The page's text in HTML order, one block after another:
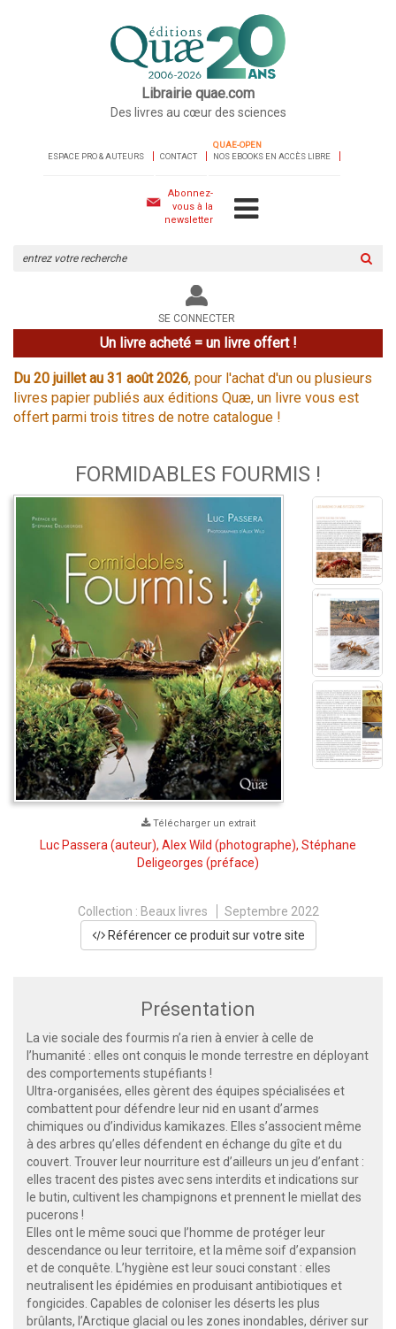
Librairie quae.com
Des livres au cœur des sciences
ESPACE PRO & AUTEURS CONTACT
QUAE-OPEN
NOS EBOOKS EN ACCÈS LIBRE
Abonnez-
vous à la
newsletter
le
site
SE CONNECTER
Un livre acheté = un livre offert !
Du 20 juillet au 31 août 2026, pour l'achat d'un ou plusieurs
livres papier publiés aux éditions Quæ, un livre vous est
offert parmi trois titres de notre catalogue !
FORMIDABLES FOURMIS !
Télécharger un extrait
Luc Passera (auteur), Alex Wild (photographe), Stéphane
Deligeorges (préface)
Collection : Beaux livres
Septembre 2022
Référencer ce produit sur votre site
Présentation
La vie sociale des fourmis n’a rien à envier à celle de
l’humanité : elles ont conquis le monde terrestre en déployant
des comportements stupéfiants !
Ultra-organisées, elles gèrent des équipes spécialisées et
combattent pour défendre leur nid en usant d’armes
chimiques ou d’individus kamikazes. Elles s’associent même
à des arbres qu’elles défendent en échange du gîte et du
couvert. Trouver leur nourriture est d’ailleurs un jeu d’enfant :
elles tracent des pistes avec sens interdits et indications sur
le butin, cultivent les champignons et prennent le miellat des
pucerons !
Elles ont le même souci que l’homme de protéger leur
descendance ou leur territoire, et la même soif d’expansion
et de conquête. L’hygiène est leur souci constant : elles
neutralisent les épidémies en produisant antibiotiques et
fongicides. Capables de coloniser les déserts les plus
brûlants, l’Arctique glacial ou les zones inondables, dériver sur